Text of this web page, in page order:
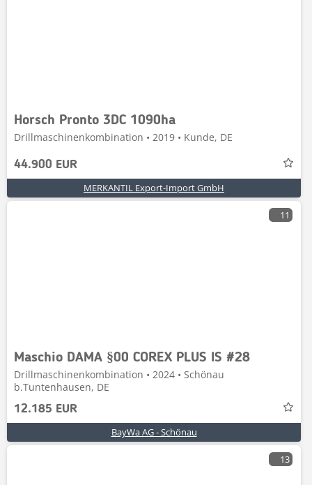
Horsch Pronto 3DC 1090ha
Drillmaschinenkombination • 2019 • Kunde, DE
44.900 EUR
MERKANTIL Export-Import GmbH
11
Maschio DAMA §00 COREX PLUS IS #28
Drillmaschinenkombination • 2024 • Schönau
b.Tuntenhausen, DE
12.185 EUR
BayWa AG - Schönau
13